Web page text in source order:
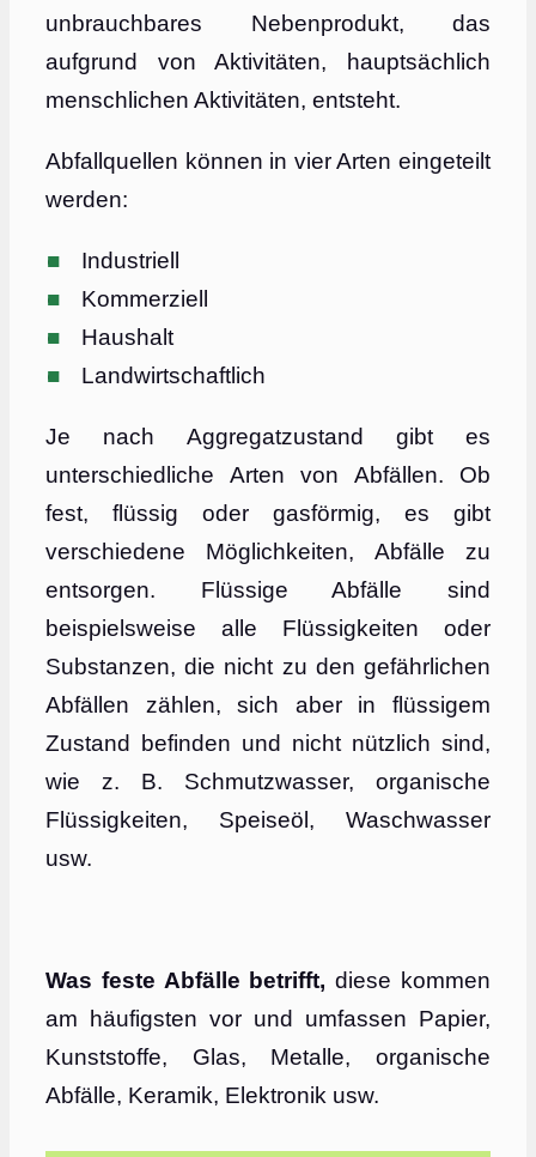
unbrauchbares Nebenprodukt, das
aufgrund von Aktivitäten, hauptsächlich
menschlichen Aktivitäten, entsteht.
Abfallquellen können in vier Arten eingeteilt
werden:
Industriell
Kommerziell
Haushalt
Landwirtschaftlich
Je nach Aggregatzustand gibt es
unterschiedliche Arten von Abfällen. Ob
fest, flüssig oder gasförmig, es gibt
verschiedene Möglichkeiten, Abfälle zu
entsorgen. Flüssige Abfälle sind
beispielsweise alle Flüssigkeiten oder
Substanzen, die nicht zu den gefährlichen
Abfällen zählen, sich aber in flüssigem
Zustand befinden und nicht nützlich sind,
wie z. B. Schmutzwasser, organische
Flüssigkeiten, Speiseöl, Waschwasser
usw.
Was feste Abfälle betrifft,diese kommen
am häufigsten vor und umfassen Papier,
Kunststoffe, Glas, Metalle, organische
Abfälle, Keramik, Elektronik usw.